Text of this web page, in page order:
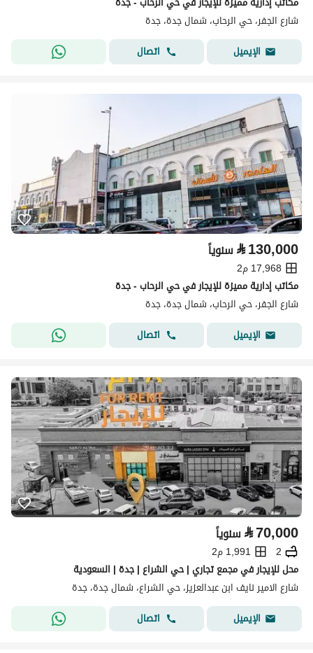
شارع الجفر، حي الرحاب، شمال جدة، جدة
الإيميل
اتصال
⃁130,000 سنوياً
17,968 م2
مكاتب إدارية مميزة للإيجار في حي الرحاب - جدة
شارع الجفر، حي الرحاب، شمال جدة، جدة
الإيميل
اتصال
⃁70,000 سنوياً
2
1,991 م2
محل للإيجار في مجمع تجاري | حي الشراع | جدة | السعودية
شارع الامير نايف ابن عبدالعزيز، حي الشراع، شمال جدة، جدة
الإيميل
اتصال